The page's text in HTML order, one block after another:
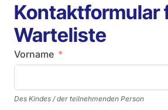
Kontaktformular
Warteliste
Vorname
Des Kindes / der teilnehmenden Person